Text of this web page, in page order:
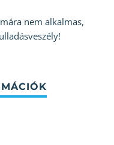
nem alkalmas,